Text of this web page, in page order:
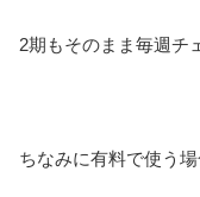
2期もそのまま毎週チ
ちなみに有料で使う